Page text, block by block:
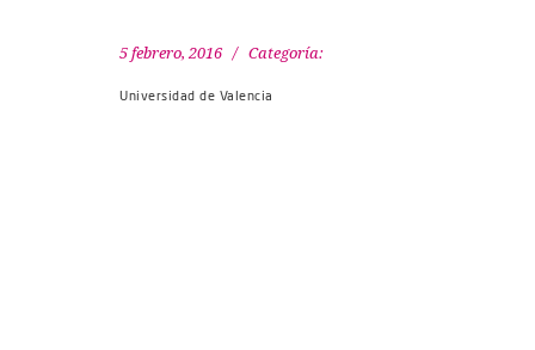
5 febrero, 2016 Categoría:
Universidad de Valencia